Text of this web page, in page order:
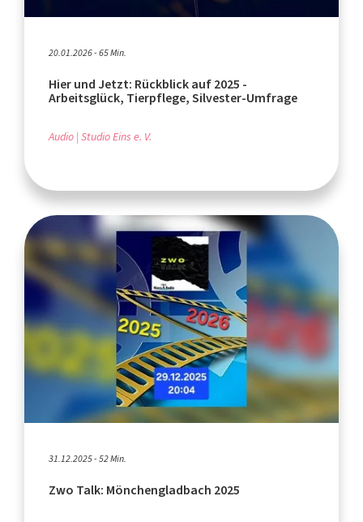
20.01.2026 - 65 Min.
Hier und Jetzt: Rückblick auf 2025 -
Arbeitsglück, Tierpflege, Silvester-Umfrage
Audio Studio Eins e. V.
31.12.2025 - 52 Min.
Zwo Talk: Mönchengladbach 2025